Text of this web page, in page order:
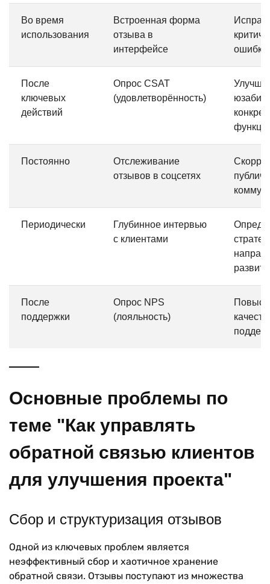
Во время
использования
Встроенная форма
отзыва в
интерфейсе
ошибки
После
ключевых
действий
Опрос CSAT
(удовлетворённость)
Постоянно
Отслеживание
отзывов в соцсетях
Периодически
Глубинное интервью
с клиентами
После
поддержки
Опрос NPS
(лояльность)
Основные проблемы по
теме "Как управлять
обратной связью клиентов
для улучшения проекта"
Сбор и структуризация отзывов
Одной из ключевых проблем является
неэффективный сбор и хаотичное хранение
обратной связи. Отзывы поступают из множества